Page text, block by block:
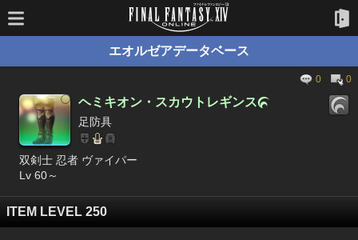
エオルゼアデータベース
0 0
ヘミキオン・スカウトレギンス
足防具
双剣士 忍者 ヴァイパー
Lv 60～
ITEM LEVEL 250